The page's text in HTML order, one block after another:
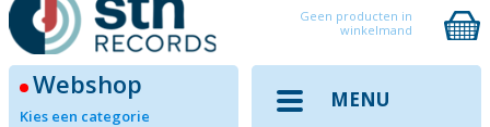
Geen producten in
winkelmand
Webshop
Kies een categorie
MENU